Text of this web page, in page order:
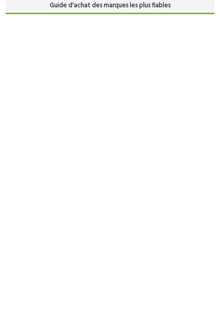
Guide d'achat des marques les plus fiables